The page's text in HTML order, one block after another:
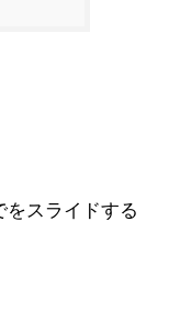
スライドする